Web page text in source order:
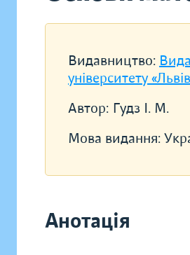
Видавництво:
університету
Автор: Гудз І. М.
Мова видання:
Анотація